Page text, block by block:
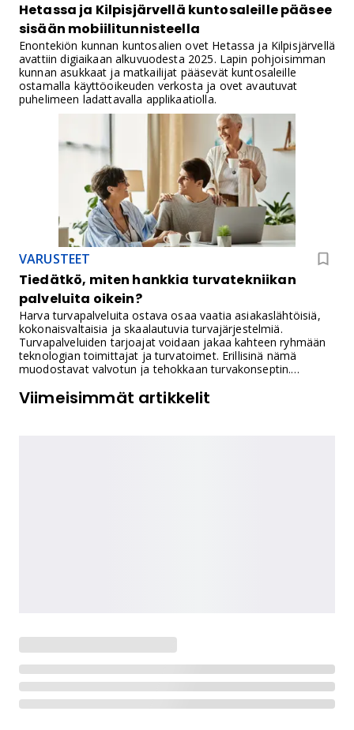
Hetassa ja Kilpisjärvellä kuntosaleille pääsee
sisään mobiilitunnisteella
Enontekiön kunnan kuntosalien ovet Hetassa ja Kilpisjärvellä
avattiin digiaikaan alkuvuodesta 2025. Lapin pohjoisimman
kunnan asukkaat ja matkailijat pääsevät kuntosaleille
ostamalla käyttöoikeuden verkosta ja ovet avautuvat
puhelimeen ladattavalla applikaatiolla.
VARUSTEET
Tiedätkö, miten hankkia turvatekniikan
palveluita oikein?
Harva turvapalveluita ostava osaa vaatia asiakaslähtöisiä,
kokonaisvaltaisia ja skaalautuvia turvajärjestelmiä.
Turvapalveluiden tarjoajat voidaan jakaa kahteen ryhmään
teknologian toimittajat ja turvatoimet. Erillisinä nämä
muodostavat valvotun ja tehokkaan turvakonseptin.
suunnitteleva ja toimittava Minesec on osa hoiva-alan
Viimeisimmät artikkelit